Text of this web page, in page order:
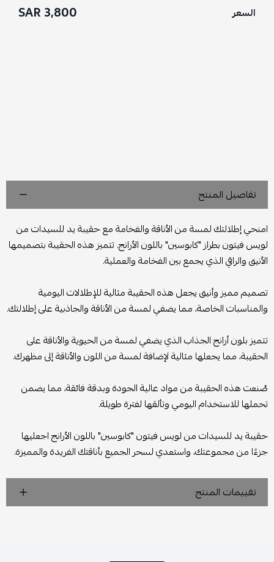
السعر 3,800 SAR
تفاصيل المنتج
امنحي إطلالتك لمسة من الأناقة والفخامة مع حقيبة يد للسيدات من
لويس فيتون بطراز "كابوسين" باللون الأرانج. تتميز هذه الحقيبة بتصميمها
الأنيق والراقي الذي يجمع بين الفخامة والعملية.
تصميم مميز وأنيق يجعل هذه الحقيبة مثالية للإطلالات اليومية
والمناسبات الخاصة، مما يضفي لمسة من الأناقة والجاذبية على إطلالتك.
تتميز بلون أرانج الجذاب الذي يضفي لمسة من الحيوية والأناقة على
الحقيبة، مما يجعلها مثالية لإضافة لمسة من اللون والأناقة إلى مظهرك.
صُنعت هذه الحقيبة من مواد عالية الجودة وبدقة فائقة، مما يضمن
تحملها للاستخدام اليومي وتألقها لفترة طويلة.
حقيبة يد للسيدات من لويس فيتون "كابوسين" باللون الأرانج اجعليها
جزءًا من مجموعتك، واستعدي لسحر الجميع بأناقتك الفريدة والمميزة.
تقييمات المنتج